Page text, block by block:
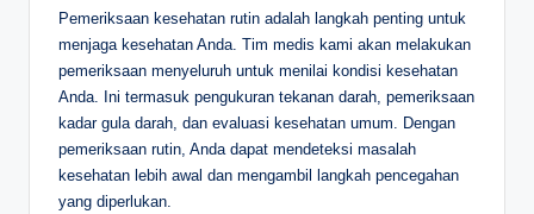
Pemeriksaan kesehatan rutin adalah langkah penting untuk
menjaga kesehatan Anda. Tim medis kami akan melakukan
pemeriksaan menyeluruh untuk menilai kondisi kesehatan
Anda. Ini termasuk pengukuran tekanan darah, pemeriksaan
kadar gula darah, dan evaluasi kesehatan umum. Dengan
pemeriksaan rutin, Anda dapat mendeteksi masalah
kesehatan lebih awal dan mengambil langkah pencegahan
yang diperlukan.